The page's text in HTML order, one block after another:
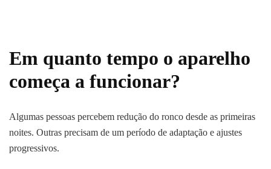
Em quanto tempo o aparelho
começa a funcionar?
Algumas pessoas percebem redução do ronco desde as primeiras
noites. Outras precisam de um período de adaptação e ajustes
progressivos.